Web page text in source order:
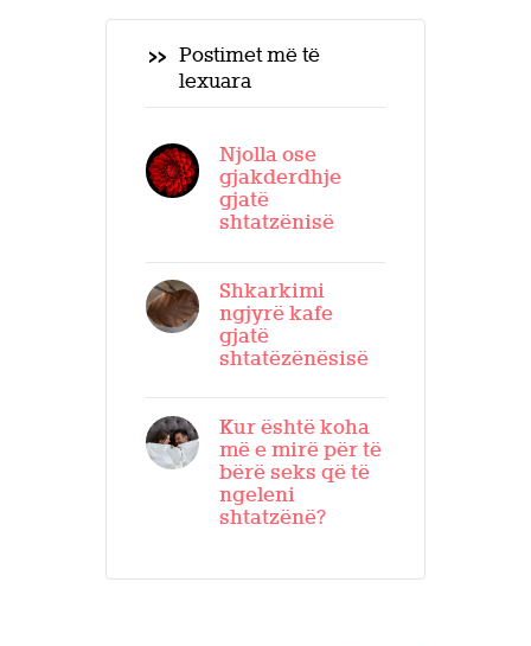
Postimet më të
lexuara
Njolla ose
gjakderdhje
gjatë
shtatzënisë
Shkarkimi
ngjyrë kafe
gjatë
shtatëzënësisë
Kur është koha
më e mirë për të
bërë seks që të
ngeleni
shtatzënë?